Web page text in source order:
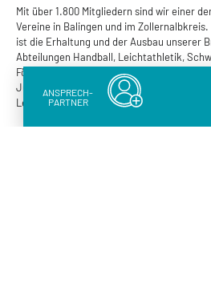
Mit über 1.800 Mitgliedern sind wir einer
Vereine in Balingen und im
ist die Erhaltung und der Ausbau unserer
Abteilungen Handball, Leichtathletik,
Förderung der Jugendarbeit im Bereich
Jugendspielgemeinschaft JSG Balingen-
Leichtathletik.
ANSPRECH-
PARTNER